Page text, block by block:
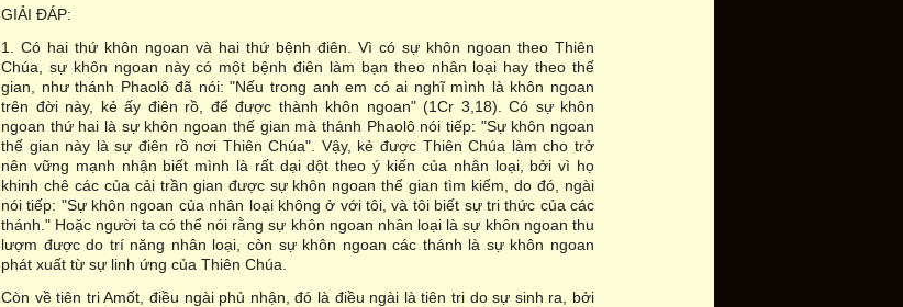
GIẢI ĐÁP:
1. Có hai thứ khôn ngoan và hai thứ bệnh điên. Vì có sự khôn ngoan theo Thiên
Chúa, sự khôn ngoan này có một bệnh điên làm bạn theo nhân loại hay theo thế
gian, như thánh Phaolô đã nói: "Nếu trong anh em có ai nghĩ mình là khôn ngoan
trên đời này, kẻ ấy điên rồ, để được thành khôn ngoan" (1Cr 3,18). Có sự khôn
ngoan thứ hai là sự khôn ngoan thế gian mà thánh Phaolô nói tiếp: "Sự khôn ngoan
thế gian này là sự điên rồ nơi Thiên Chúa". Vậy, kẻ được Thiên Chúa làm cho trở
nên vững mạnh nhận biết mình là rất dại dột theo ý kiến của nhân loại, bởi vì họ
khinh chê các của cải trần gian được sự khôn ngoan thế gian tìm kiếm, do đó, ngài
nói tiếp: "Sự khôn ngoan của nhân loại không ở với tôi, và tôi biết sự tri thức của các
thánh." Hoặc người ta có thể nói rằng sự khôn ngoan nhân loại là sự khôn ngoan thu
lượm được do trí năng nhân loại, còn sự khôn ngoan các thánh là sự khôn ngoan
phát xuất từ sự linh ứng của Thiên Chúa.
Còn về tiên tri Amốt, điều ngài phủ nhận, đó là điều ngài là tiên tri do sự sinh ra, bởi